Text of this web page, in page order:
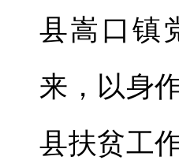
县嵩口镇
来，以身
县扶贫工